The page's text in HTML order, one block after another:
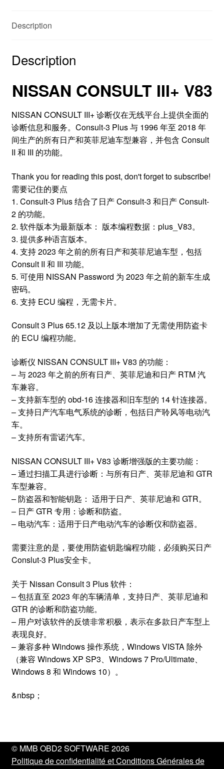
Description
Description
NISSAN CONSULT III+ V83
NISSAN CONSULT III+ 诊断仪在无线平台上提供全面的
诊断信息和服务。Consult-3 Plus 与 1996 年至 2018 年
间生产的所有日产和英菲尼迪车型兼容，并包含 Consult
II 和 III 的功能。
Thank you for reading this post, don't forget to subscribe!
需要记住的要点
1. Consult-3 Plus 结合了日产 Consult-3 和日产 Consult-
2 的功能。
2. 软件版本为最新版本： 版本编程数据：plus_V83。
3. 提供多种语言版本。
4. 支持 2023 年之前的所有日产和英菲尼迪车型，包括
Consult II 和 III 功能。
5. 可使用 NISSAN Password 为 2023 年之前的新车生成
密码。
6. 支持 ECU 编程，无需卡片。
Consult 3 Plus 65.12 及以上版本增加了无需使用防盗卡
的 ECU 编程功能。
诊断仪 NISSAN CONSULT III+ V83 的功能：
– 与 2023 年之前的所有日产、英菲尼迪和日产 RTM 汽
车兼容。
– 支持新车型的 obd-16 连接器和旧车型的 14 针连接器。
– 支持日产汽车电气系统的诊断，包括日产聆风等电动汽
车。
– 支持所有雷诺汽车。
NISSAN CONSULT III+ V83 诊断增强版的主要功能：
– 通过扫描工具进行诊断：与所有日产、英菲尼迪和 GTR
车型兼容。
– 防盗器和智能钥匙： 适用于日产、英菲尼迪和 GTR。
– 日产 GTR 专用：诊断和防盗。
– 电动汽车：适用于日产电动汽车的诊断仪和防盗器。
需要注意的是，要使用防盗钥匙编程功能，必须购买日产
Conslut-3 Plus安全卡。
关于 Nissan Consult 3 Plus 软件：
– 包括直至 2023 年的车辆清单，支持日产、英菲尼迪和
GTR 的诊断和防盗功能。
– 用户对该软件的反馈非常积极，表示在多款日产车型上
表现良好。
– 兼容多种 Windows 操作系统，Windows VISTA 除外
（兼容 Windows XP SP3、Windows 7 Pro/Ultimate、
Windows 8 和 Windows 10）。
&nbsp；
© MMB OBD2 SOFTWARE 2026
Politique de confidentialité et Conditions Générales de